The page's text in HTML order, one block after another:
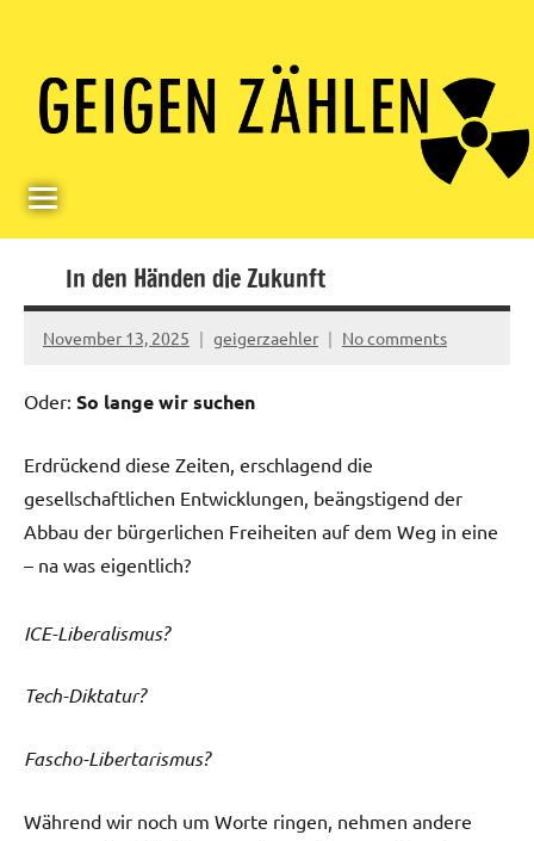
contentGeigerzähler
In den Händen die Zukunft
November 13, 2025 geigerzaehler No comments
Oder: So lange wir suchen
Erdrückend diese Zeiten, erschlagend die
gesellschaftlichen Entwicklungen, beängstigend der
Abbau der bürgerlichen Freiheiten auf dem Weg in eine
– na was eigentlich?
ICE-Liberalismus?
Tech-Diktatur?
Fascho-Libertarismus?
Während wir noch um Worte ringen, nehmen andere